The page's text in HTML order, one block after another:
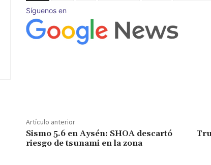
Síguenos en
Artículo anterior
Sismo 5.6 en Aysén: SHOA descartó
riesgo de tsunami en la zona